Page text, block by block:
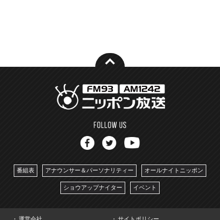
番組表 アナウンサー＆パーソナリティー オールナイトニッポン
ショウアップナイター イベント